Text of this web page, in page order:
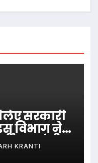
सरकारी
विभाग ने
डाटा एंट्री
KRANTI